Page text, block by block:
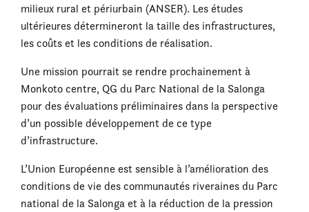
milieux rural et périurbain (ANSER). Les études
ultérieures détermineront la taille des infrastructures,
les coûts et les conditions de réalisation.
Une mission pourrait se rendre prochainement à
Monkoto centre, QG du Parc National de la Salonga
pour des évaluations préliminaires dans la perspective
d’un possible développement de ce type
d’infrastructure.
L’Union Européenne est sensible à l’amélioration des
conditions de vie des communautés riveraines du Parc
national de la Salonga et à la réduction de la pression